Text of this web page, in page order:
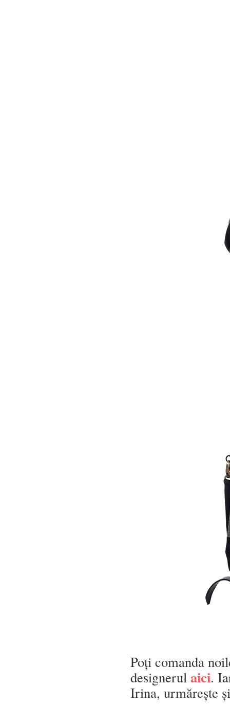
Poți comanda
designerul aici.
Irina, urmărește